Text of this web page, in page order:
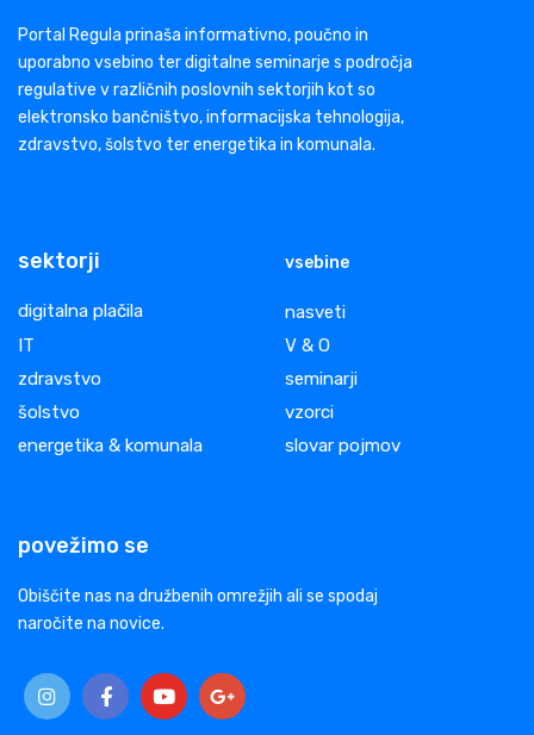
Portal Regula prinaša informativno, poučno in
uporabno vsebino ter digitalne seminarje s področja
regulative v različnih poslovnih sektorjih kot so
elektronsko bančništvo, informacijska tehnologija,
zdravstvo, šolstvo ter energetika in komunala.
sektorji
digitalna plačila
IT
zdravstvo
šolstvo
energetika & komunala
vsebine
nasveti
V & O
seminarji
vzorci
slovar pojmov
povežimo se
Obiščite nas na družbenih omrežjih ali se spodaj
naročite na novice.